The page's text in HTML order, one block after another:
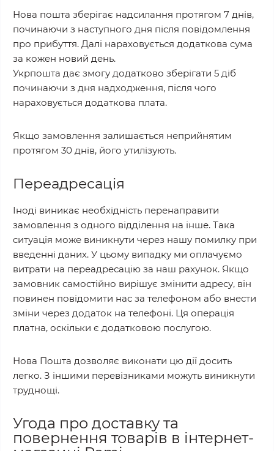
Нова пошта зберігає надсилання протягом 7 днів,
починаючи з наступного дня після повідомлення
про прибуття. Далі нараховується додаткова сума
за кожен новий день.
Укрпошта дає змогу додатково зберігати 5 діб
починаючи з дня надходження, після чого
нараховується додаткова плата.
Якщо замовлення залишається неприйнятим
протягом 30 днів, його утилізують.
Переадресація
Іноді виникає необхідність перенаправити
замовлення з одного відділення на інше. Така
ситуація може виникнути через нашу помилку при
введенні даних. У цьому випадку ми оплачуємо
витрати на переадресацію за наш рахунок. Якщо
замовник самостійно вирішує змінити адресу, він
повинен повідомити нас за телефоном або внести
зміни через додаток на телефоні. Ця операція
платна, оскільки є додатковою послугою.
Нова Пошта дозволяє виконати цю дії досить
легко. З іншими перевізниками можуть виникнути
труднощі.
Угода про доставку та
повернення товарів в інтернет-